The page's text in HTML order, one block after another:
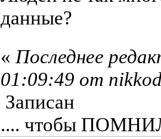
данные?
« Последнее
01:09:49 от
Записан
.... чтобы